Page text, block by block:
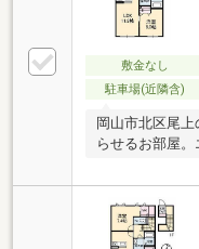
敷金なし
駐車場(近隣含)
岡山市北区尾
らせるお部屋。